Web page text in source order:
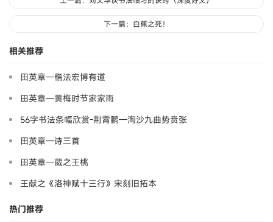
下一篇：白蕉之死！
相关推荐
田英章—楷法宏博有道
田英章—黄梅时节家家雨
56字书法条幅欣赏-荆霄鹏—淘沙九曲势贲张
田英章—诗三首
田英章—葳之王桃
王献之《洛神赋十三行》宋刻旧拓本
热门推荐